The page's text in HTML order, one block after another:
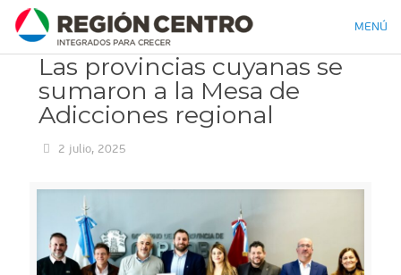
MENÚ
Las provincias cuyanas se
sumaron a la Mesa de
Adicciones regional
2 julio, 2025